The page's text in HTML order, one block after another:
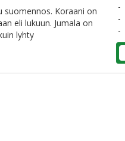
suomennos. Koraani on
eli lukuun. Jumala on
lyhty